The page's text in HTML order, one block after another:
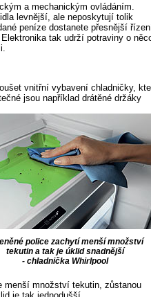
a mechanickým ovládáním.
levnější, ale neposkytují tolik
peníze dostanete přesnější
tak udrží potraviny o
vnitřní vybavení chladničky,
jsou například drátěné držáky
police zachytí menší množství
tekutin a tak je úklid snadnější
- chladnička Whirlpool
menší množství tekutin, zůstanou